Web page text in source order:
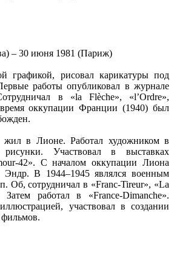
– 30 июня 1981 (Париж)
графикой, рисовал карикатуры под
работы опубликовал в журнале
в «la Flèche», «l’Ordre»,
оккупации Франции (1940) был
жил в Лионе. Работал художником в
рисунки. Участвовал в выставках
42». С началом оккупации Лиона
Эндр. В 1944–1945 являлся военным
Об, сотрудничал в «Franc-Tireur», «La
Затем работал в «France-Dimanche».
участвовал в создании